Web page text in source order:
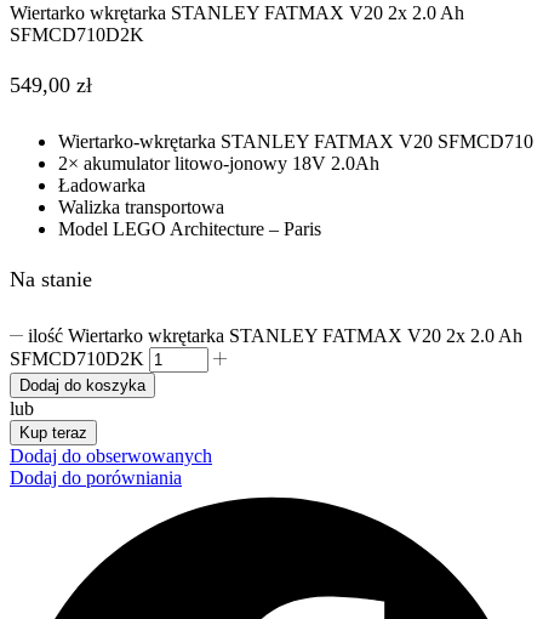
Wiertarko wkrętarka STANLEY FATMAX V20 2x 2.0 Ah
SFMCD710D2K
549,00 zł
Wiertarko-wkrętarka STANLEY FATMAX V20 SFMCD710
2× akumulator litowo-jonowy 18V 2.0Ah
Ładowarka
Walizka transportowa
Model LEGO Architecture – Paris
Na stanie
ilość Wiertarko wkrętarka STANLEY FATMAX V20 2x 2.0 Ah
SFMCD710D2K
Dodaj do koszyka
lub
Kup teraz
Dodaj do obserwowanych
Dodaj do porówniania